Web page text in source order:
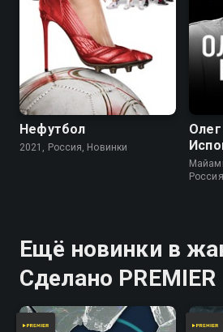
Нефутбол
2021, Россия, Новинки
Ещё новинки в
Сделано PREMIER